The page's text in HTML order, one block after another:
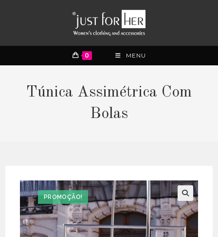
0 MENU
Túnica Assimétrica Com
Bolas
PROMOÇÃO!
🔍